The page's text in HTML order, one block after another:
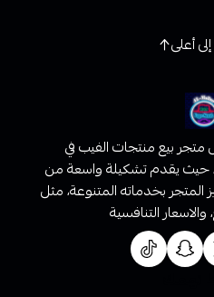
أعلى
بيع منتجات الفيب في
حيث يقدم تشكيلة واسعة من
المتجر بخدماته المتنوعة، مثل
التنافسية